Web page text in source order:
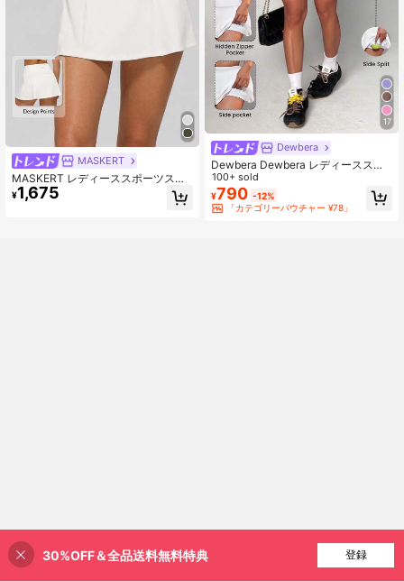
MASKERT
MASKERT レディーススポーツスカ
ート、ゴルフスカート、テニススカ
ート、バレーボールスカート、バド
¥1,675
17
Dewbera
Dewbera Dewbera レディーススポ
ーツスカート、コンプレッションシ
ョーツ付き、ポケット付き、通気性
のある素材、バドミントン、テニ
ス、ヨガ、ランニング、マラソンに
100+ sold
¥790 -12%
「カテゴリーバウチャー ¥78」
25% 割引！ 買い物かごに追加
30%OFF＆全品送料無料特典 登録